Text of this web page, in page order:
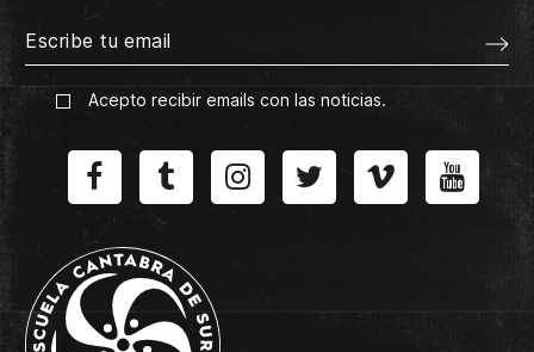
Acepto recibir emails con las noticias.